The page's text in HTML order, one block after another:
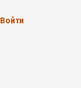
Войти